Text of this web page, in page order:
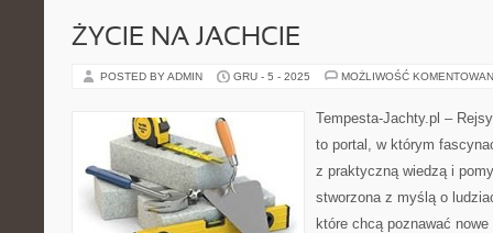
ŻYCIE NA JACHCIE
POSTED BY ADMIN GRU - 5 - 2025 MOŻLIWOŚĆ
Tempesta-Jachty.pl –
to portal, w którym
z praktyczną wiedzą i
stworzona z myślą o
które chcą poznawać